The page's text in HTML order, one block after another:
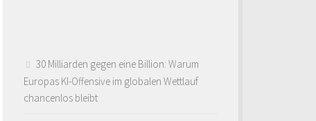
30 Milliarden gegen eine Billion: Warum
Europas KI-Offensive im globalen Wettlauf
chancenlos bleibt